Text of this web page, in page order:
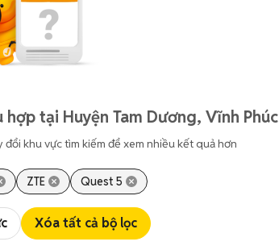
tại Huyện Tam Dương, Vĩnh Phúc
khu vực tìm kiếm để xem nhiều kết quả hơn
ZTE Quest 5
Xóa tất cả bộ lọc